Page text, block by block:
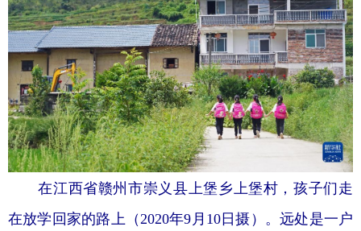
在江西省赣州市崇义县上堡乡上堡村，孩子们走
在放学回家的路上（2020年9月10日摄）。远处是一户